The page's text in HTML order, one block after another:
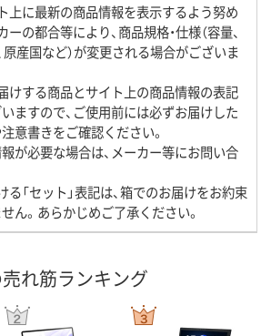
上に最新の商品情報を表示するよう努め
の都合等により、商品規格・仕様（容量、
原産国など）が変更される場合がございま
けする商品とサイト上の商品情報の表記
ますので、ご使用前には必ずお届けした
意書きをご確認ください。
が必要な場合は、メーカー等にお問い合
る「セット」表記は、箱でのお届けをお約束
ん。あらかじめご了承ください。
れ筋ランキング